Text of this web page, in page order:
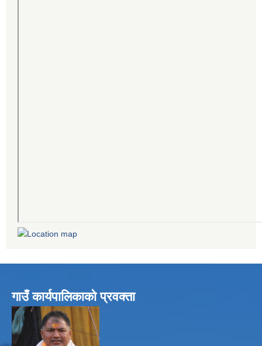
गाउँ कार्यपालिकाको प्रवक्ता